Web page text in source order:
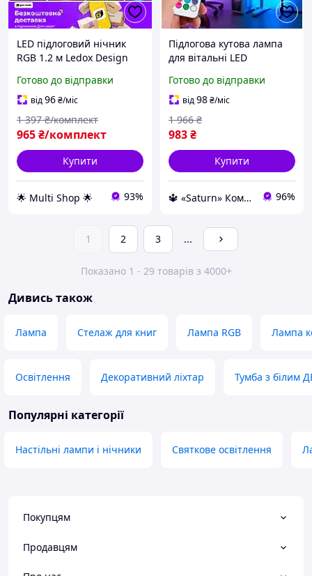
LED підлоговий нічник
RGB 1.2 м Ledox Design
пультом для кімнатного
декору
Готово до відправки
від96₴/міс
965₴/комплект
1 397 ₴/комплект
Купити
🌟 Multi Shop 🌟 93%
Підлогова кутова лампа
для вітальні LED
нічник Лампи з пультом
Кутовий льод торшер
Готово до відправки
від98₴/міс
983₴
1 966 ₴
Купити
🔱 «Saturn» Компетентність! Якість товару! Швидка відправка! ✅ 96%
1 2 3 ...
Показано 1 - 29 товарів з 4000+
Дивись також
Лампа Стелаж для книг Лампа RGB Лампа
Освітлення Декоративний ліхтар Тумба з білим
Популярні категорії
Настільні лампи і нічники Святкове освітлення
Покупцям
Продавцям